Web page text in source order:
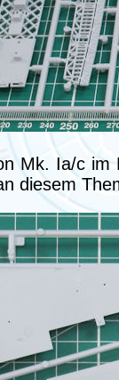
Mk. Ia/c
diesem